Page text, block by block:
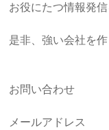
お役にたつ情報発
是非、強い会社を
お問い合わせ
メールアドレス